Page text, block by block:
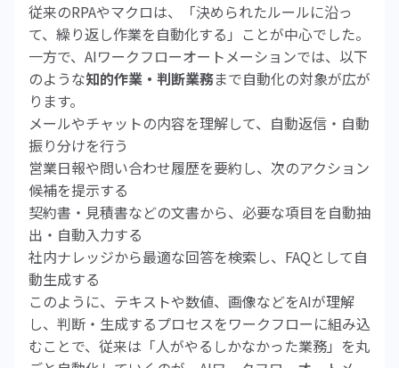
従来のRPAやマクロは、「決められたルールに沿っ
て、繰り返し作業を自動化する」ことが中心でした。
一方で、AIワークフローオートメーションでは、以下
のような知的作業・判断業務まで自動化の対象が広が
ります。
メールやチャットの内容を理解して、自動返信・自動
振り分けを行う
営業日報や問い合わせ履歴を要約し、次のアクション
候補を提示する
契約書・見積書などの文書から、必要な項目を自動抽
出・自動入力する
社内ナレッジから最適な回答を検索し、FAQとして自
動生成する
このように、テキストや数値、画像などをAIが理解
し、判断・生成するプロセスをワークフローに組み込
むことで、従来は「人がやるしかなかった業務」を丸